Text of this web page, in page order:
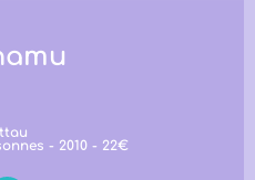
- 2010 - 22€